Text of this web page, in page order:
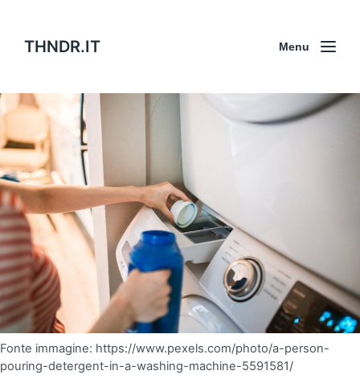
THNDR.IT Menu
Fonte immagine: https://www.pexels.com/photo/a-person-
pouring-detergent-in-a-washing-machine-5591581/